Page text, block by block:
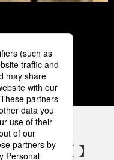
4 5
アカウント